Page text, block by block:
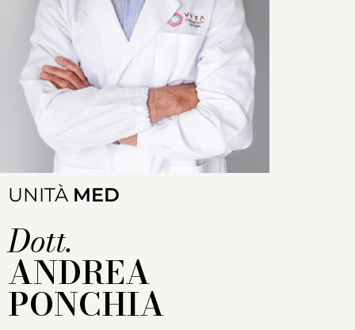
UNITÀ MED
Dott.
ANDREA
PONCHIA